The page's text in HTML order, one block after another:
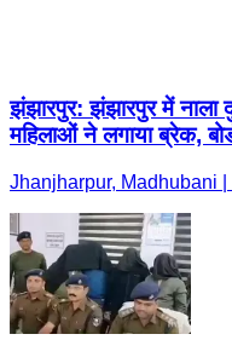
झंझारपुर: झंझारपुर में नाला
महिलाओं ने लगाया ब्रेक,
Jhanjharpur, Madhubani